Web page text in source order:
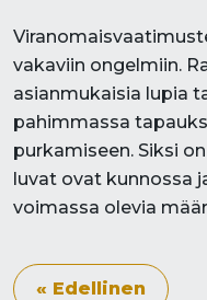
vakaviin ongelmiin.
asianmukaisia lupia
pahimmassa
purkamiseen. Siksi
luvat ovat kunnossa
voimassa olevia
« Edellinen